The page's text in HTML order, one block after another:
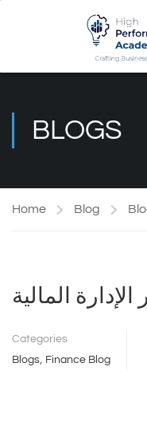
BLOGS
Home Blog
الإدارة المالية
Categories
Blogs, Finance Blog